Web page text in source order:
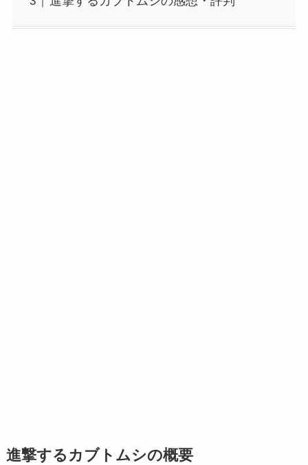
進撃するカブトムシの概要